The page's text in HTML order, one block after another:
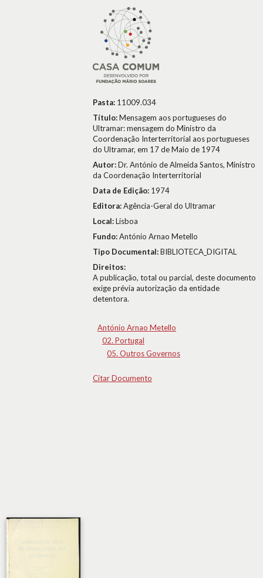
Pasta: 11009.034
Título:Mensagem aos portugueses do
Ultramar: mensagem do Ministro da
Coordenação Interterritorial aos portugueses
do Ultramar, em 17 de Maio de 1974
Autor:Dr. António de Almeida Santos, Ministro
da Coordenação Interterritorial
Data de Edição: 1974
Editora:Agência-Geral do Ultramar
Local:Lisboa
Fundo:António Arnao Metello
Tipo Documental:BIBLIOTECA_DIGITAL
Direitos:
A publicação, total ou parcial, deste documento
exige prévia autorização da entidade
detentora.
António Arnao Metello
02. Portugal
05. Outros Governos
Citar Documento